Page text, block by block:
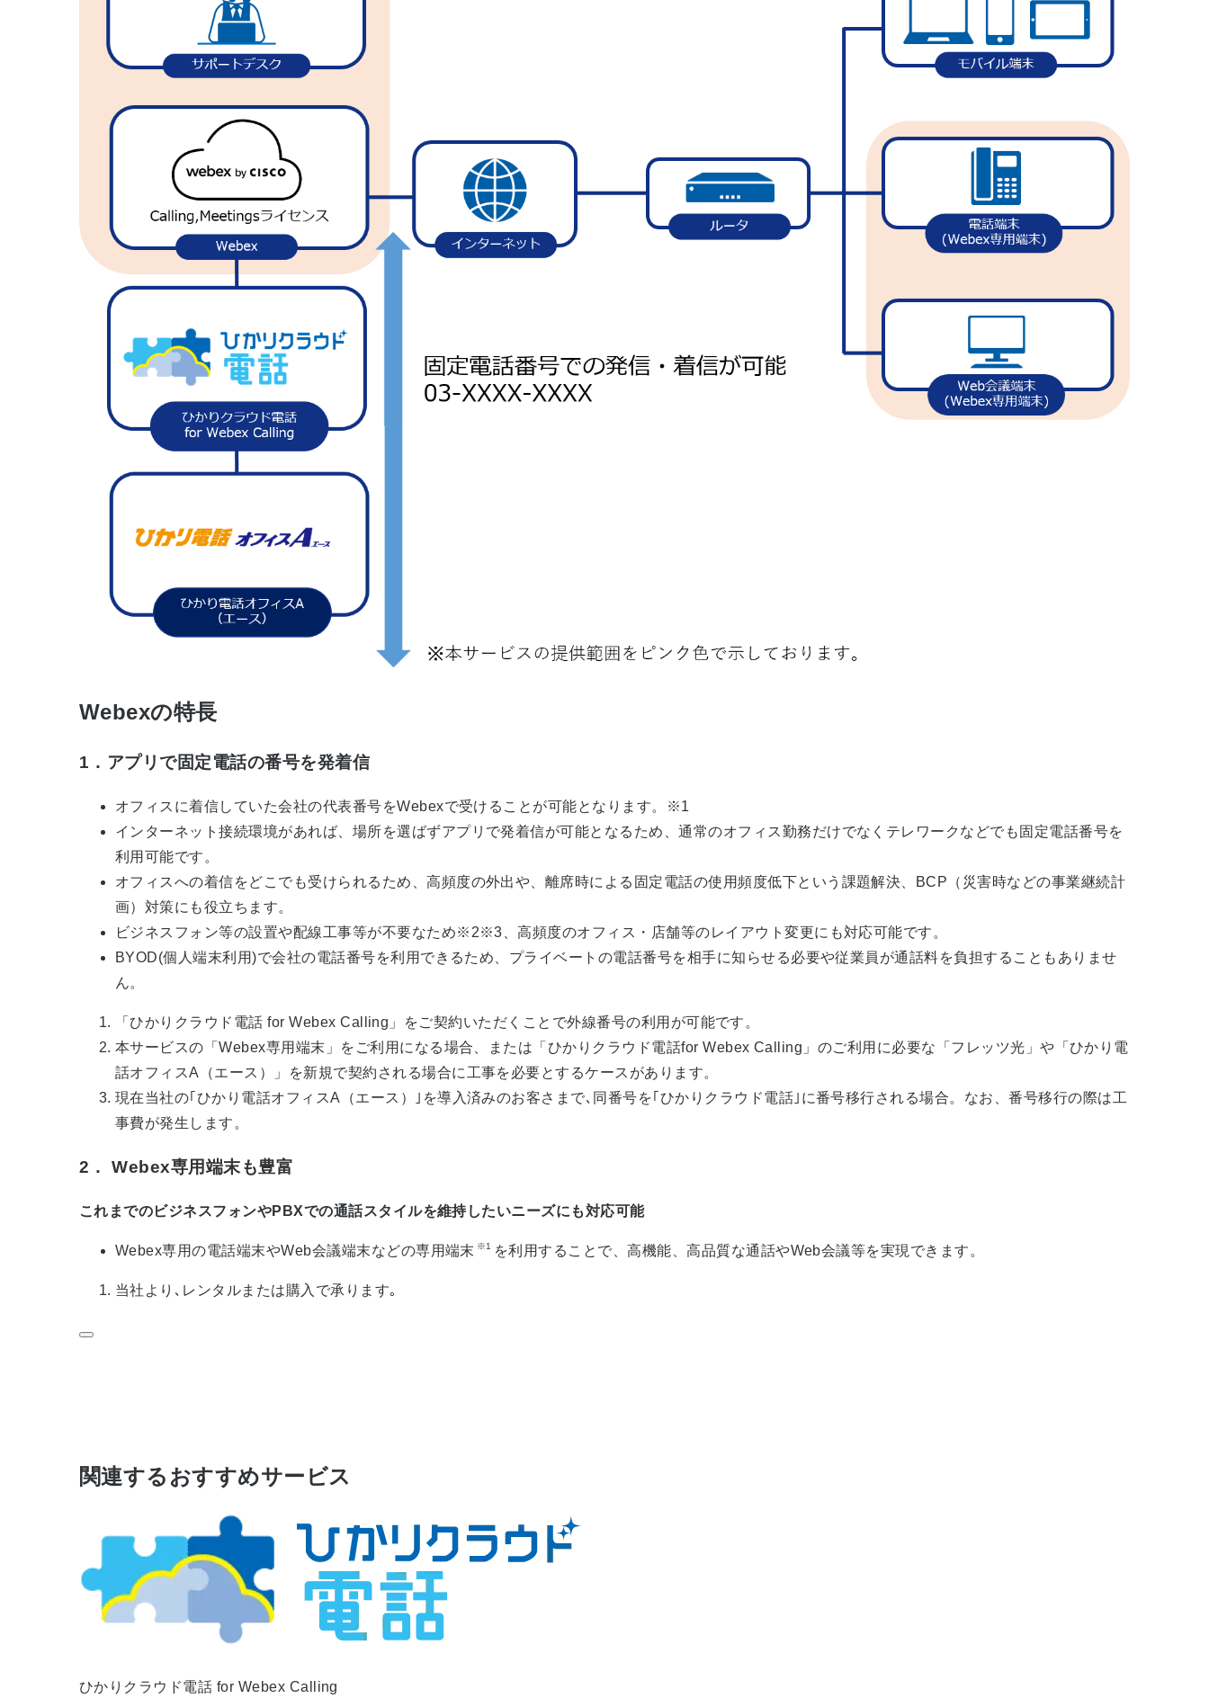
Webexの特長
1．アプリで固定電話の番号を発着信
オフィスに着信していた会社の代表番号をWebexで受けることが可能となります。※1
インターネット接続環境があれば、場所を選ばずアプリで発着信が可能となるため、通常のオフィス勤務だけでなくテレワークなどでも固定電話番号を
利用可能です。
オフィスへの着信をどこでも受けられるため、高頻度の外出や、離席時による固定電話の使用頻度低下という課題解決、BCP（災害時などの事業継続計
画）対策にも役立ちます。
ビジネスフォン等の設置や配線工事等が不要なため※2※3、高頻度のオフィス・店舗等のレイアウト変更にも対応可能です。
BYOD(個人端末利用)で会社の電話番号を利用できるため、プライベートの電話番号を相手に知らせる必要や従業員が通話料を負担することもありませ
ん。
「ひかりクラウド電話 for Webex Calling」をご契約いただくことで外線番号の利用が可能です。
本サービスの「Webex専用端末」をご利用になる場合、または「ひかりクラウド電話for Webex Calling」のご利用に必要な「フレッツ光」や「ひかり電
話オフィスA（エース）」を新規で契約される場合に工事を必要とするケースがあります。
現在当社の｢ひかり電話オフィスA（エース）｣を導入済みのお客さまで､同番号を｢ひかりクラウド電話｣に番号移行される場合。なお、番号移行の際は工
事費が発生します。
2． Webex専用端末も豊富
これまでのビジネスフォンやPBXでの通話スタイルを維持したいニーズにも対応可能
Webex専用の電話端末やWeb会議端末などの専用端末 ※1 を利用することで、高機能、高品質な通話やWeb会議等を実現できます。
当社より､レンタルまたは購入で承ります｡
関連するおすすめサービス
ひかりクラウド電話 for Webex Calling